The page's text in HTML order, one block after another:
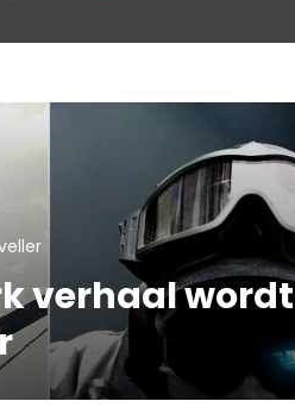
verhaal